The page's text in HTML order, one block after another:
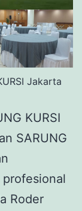
Jakarta
KURSI
SARUNG
Roder